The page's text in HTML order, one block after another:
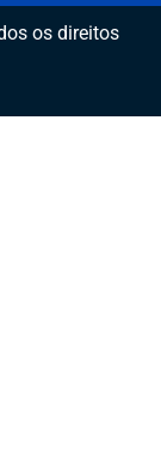
os direitos